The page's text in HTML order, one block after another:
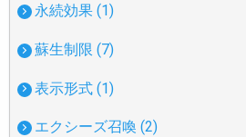
永続効果 (1)
蘇生制限 (7)
表示形式 (1)
エクシーズ召喚 (2)